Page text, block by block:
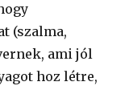
(szalma,
ami jól
hoz létre,